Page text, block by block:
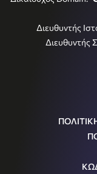
Διευθυντής
Διευθυντής